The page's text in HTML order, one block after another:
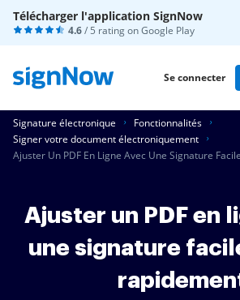
Télécharger l'application SignNow
4.6/ 5 rating onGoogle Play
Se connecter
Signature électronique
Fonctionnalités
Signer votre document électroniquement
Ajuster Un PDF En Ligne Avec Une Signature
Ajuster un PDF en
une signature